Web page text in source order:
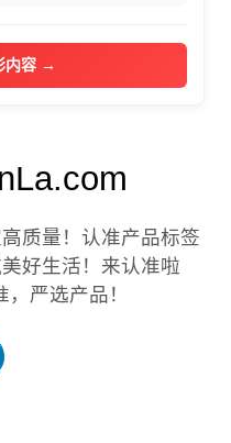
内容 →
质量！认准产品标签
好生活！来认准啦
严选产品！